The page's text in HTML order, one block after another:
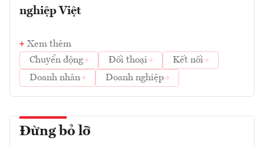
nghiệp Việt
Xem thêm
Chuyển động
Đối thoại
Kết nối
Doanh nhân
Doanh nghiệp
Đừng bỏ lỡ